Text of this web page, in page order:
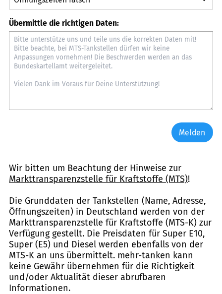
Übermittle die richtigen Daten:
Melden
Wir bitten um Beachtung der Hinweise zur
Markttransparenzstelle für Kraftstoffe (MTS)!
Die Grunddaten der Tankstellen (Name, Adresse,
Öffnungszeiten) in Deutschland werden von der
Markttransparenzstelle für Kraftstoffe (MTS-K) zur
Verfügung gestellt. Die Preisdaten für Super E10,
Super (E5) und Diesel werden ebenfalls von der
MTS-K an uns übermittelt. mehr-tanken kann
keine Gewähr übernehmen für die Richtigkeit
und/oder Aktualität dieser abrufbaren
Informationen.